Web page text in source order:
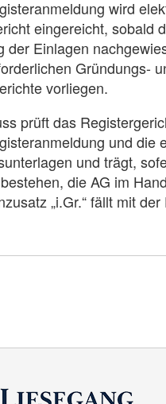
wird
eingereicht, sobald
der Einlagen
Gründungs-
vorliegen.
prüft das
und die
und trägt,
die AG im
„i.Gr.“ fällt mit